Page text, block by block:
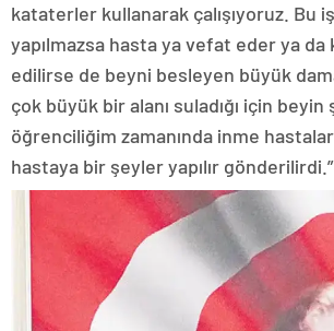
kataterler kullanarak çalışıyoruz. Bu
yapılmazsa hasta ya vefat eder ya
edilirse de beyni besleyen büyük
çok büyük bir alanı suladığı için
öğrenciliğim zamanında inme
hastaya bir şeyler yapılır gönderilirdi.”